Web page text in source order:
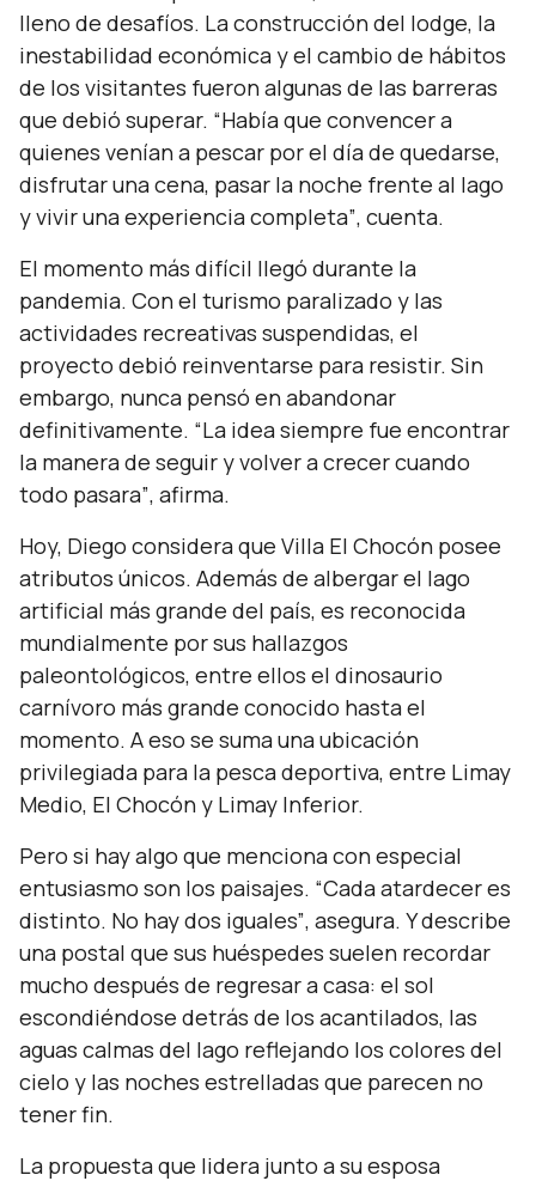
lleno de desafíos. La construcción del lodge, la
inestabilidad económica y el cambio de hábitos
de los visitantes fueron algunas de las barreras
que debió superar. “Había que convencer a
quienes venían a pescar por el día de quedarse,
disfrutar una cena, pasar la noche frente al lago
y vivir una experiencia completa”, cuenta.
El momento más difícil llegó durante la
pandemia. Con el turismo paralizado y las
actividades recreativas suspendidas, el
proyecto debió reinventarse para resistir. Sin
embargo, nunca pensó en abandonar
definitivamente. “La idea siempre fue encontrar
la manera de seguir y volver a crecer cuando
todo pasara”, afirma.
Hoy, Diego considera que Villa El Chocón posee
atributos únicos. Además de albergar el lago
artificial más grande del país, es reconocida
mundialmente por sus hallazgos
paleontológicos, entre ellos el dinosaurio
carnívoro más grande conocido hasta el
momento. A eso se suma una ubicación
privilegiada para la pesca deportiva, entre Limay
Medio, El Chocón y Limay Inferior.
Pero si hay algo que menciona con especial
entusiasmo son los paisajes. “Cada atardecer es
distinto. No hay dos iguales”, asegura. Y describe
una postal que sus huéspedes suelen recordar
mucho después de regresar a casa: el sol
escondiéndose detrás de los acantilados, las
aguas calmas del lago reflejando los colores del
cielo y las noches estrelladas que parecen no
tener fin.
La propuesta que lidera junto a su esposa